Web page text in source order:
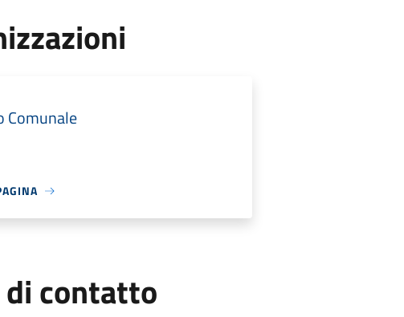
Comunale
contatto